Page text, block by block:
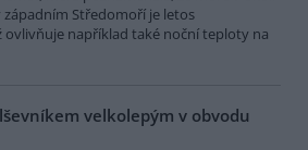
západním Středomoří je letos
ovlivňuje například také noční teploty na
velkolepým v obvodu